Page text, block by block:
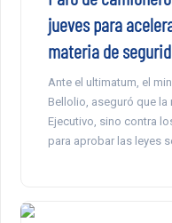
jueves para
materia de
Ante el ultimatum, el
Bellolio, aseguró que
Ejecutivo, sino contra
para aprobar las leyes